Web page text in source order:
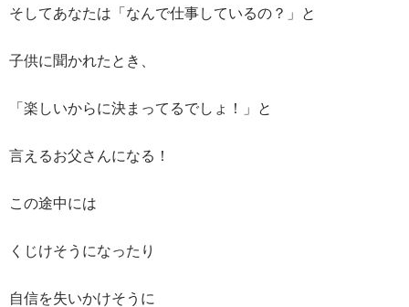
そしてあなたは「なんで仕事しているの？」と
子供に聞かれたとき、
「楽しいからに決まってるでしょ！」と
言えるお父さんになる！
この途中には
くじけそうになったり
自信を失いかけそうに